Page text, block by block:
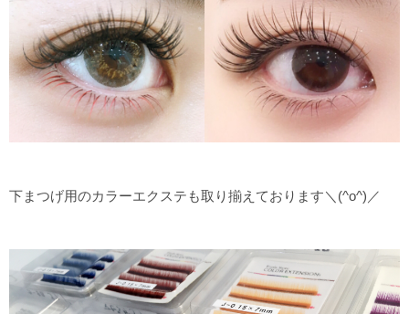
下まつげ用のカラーエクステも取り揃えております＼(^o^)／